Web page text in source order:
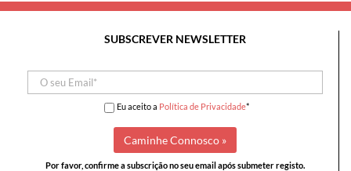
SUBSCREVER NEWSLETTER
Eu aceito a Política de Privacidade*
Por favor, confirme a subscrição no seu email após submeter registo.